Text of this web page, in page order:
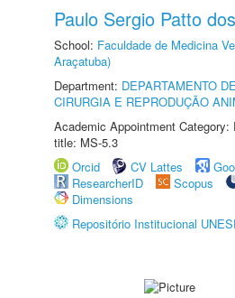
Paulo Sergio Patto
School: Faculdade de Medicina
Araçatuba)
Department: DEPARTAMENTO
CIRURGIA E REPRODUÇÃO
Academic Appointment Category:
title: MS-5.3
Orcid
CV Lattes
ResearcherID
Scopus
Dimensions
Repositório Institucional